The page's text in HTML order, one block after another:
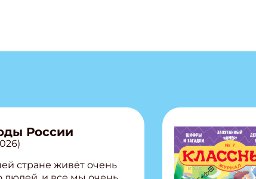
России
стране живёт очень